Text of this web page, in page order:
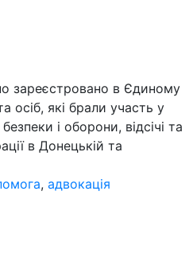
зареєстровано в Єдиному
осіб, які брали участь у
і оборони, відсічі та
в Донецькій та
, адвокація